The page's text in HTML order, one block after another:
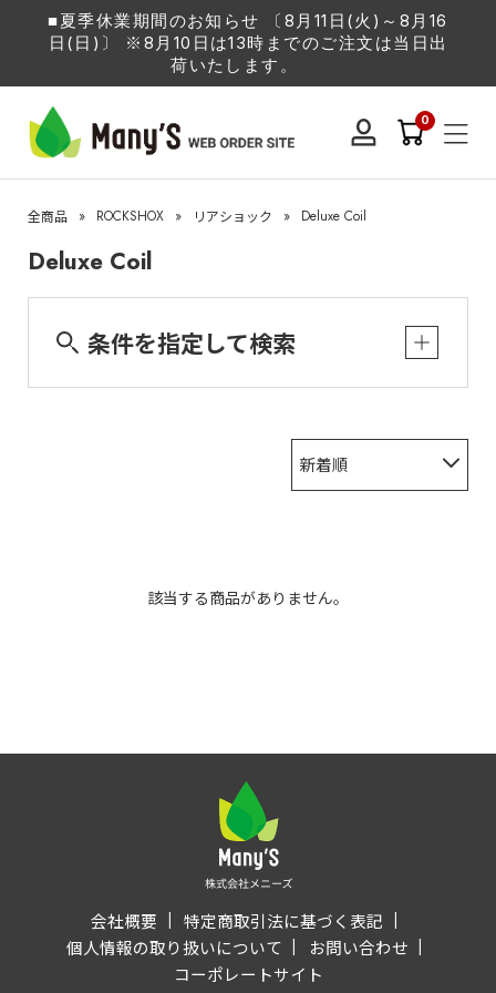
■夏季休業期間のお知らせ 〔8月11日(火)～8月16
日(日)〕 ※8月10日は13時までのご注文は当日出
荷いたします。
0
全商品 » ROCKSHOX » リアショック » Deluxe Coil
Deluxe Coil
条件を指定して検索
新着順
該当する商品がありません。
会社概要
特定商取引法に基づく表記
個人情報の取り扱いについて
お問い合わせ
コーポレートサイト